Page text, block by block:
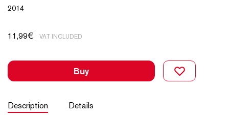
2014
11,99€ VAT INCLUDED
Buy
Description Details